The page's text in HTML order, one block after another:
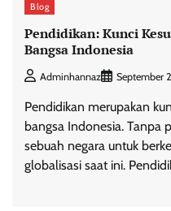
Blog
Pendidikan: Kunci
Bangsa Indonesia
Adminhannaz September
Pendidikan merupakan
bangsa Indonesia. Tanpa
sebuah negara untuk
globalisasi saat ini.